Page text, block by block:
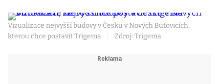
Vizualizace nejvyšší budovy v Česku v Nových Butovicích,
kterou chce postavit Trigema
Zdroj: Trigema